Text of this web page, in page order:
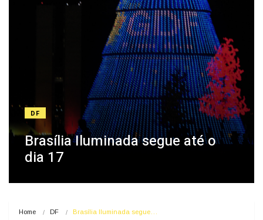
DF
Brasília Iluminada segue até o
dia 17
Home DF Brasília Iluminada segue…